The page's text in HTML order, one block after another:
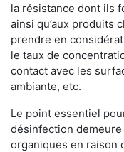
la résistance dont ils
ainsi qu’aux produits
prendre en
le taux de
contact avec les
ambiante, etc.
Le point essentiel
désinfection
organiques en raison